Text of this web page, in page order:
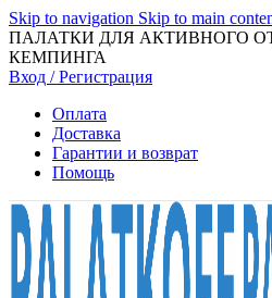
Skip to navigation Skip to main
ПАЛАТКИ ДЛЯ АКТИВНОГО
КЕМПИНГА
Вход / Регистрация
Оплата
Доставка
Гарантии и возврат
Помощь